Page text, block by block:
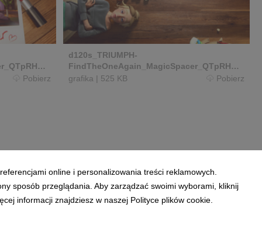
Pobierz
d120s_TRIUMPH-
FindTheOneAgain_MagicSpacer_QTpRHQ.0
0_00_40_18.Still014_copy.jpg
grafika | 525 KB Pobierz
online i personalizowania treści reklamowych.
sposób przeglądania. Aby zarządzać swoimi wyborami, kliknij
informacji znajdziesz w naszej Polityce plików cookie.